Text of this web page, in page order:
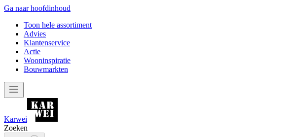
Ga naar hoofdinhoud
Toon hele assortiment
Advies
Klantenservice
Actie
Wooninspiratie
Bouwmarkten
Karwei
Zoeken